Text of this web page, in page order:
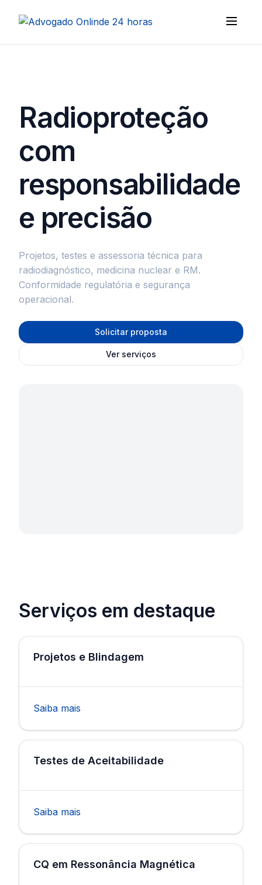
Radioproteção
com
responsabilidade
e precisão
Projetos, testes e assessoria técnica para
radiodiagnóstico, medicina nuclear e RM.
Conformidade regulatória e segurança
operacional.
Solicitar proposta
Ver serviços
Serviços em destaque
Projetos e Blindagem
Saiba mais
Testes de Aceitabilidade
Saiba mais
CQ em Ressonância Magnética